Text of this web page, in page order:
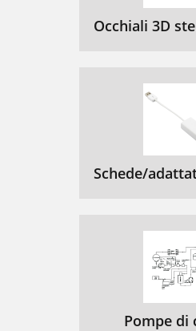
Occhiali 3D
Schede/
Pompe di